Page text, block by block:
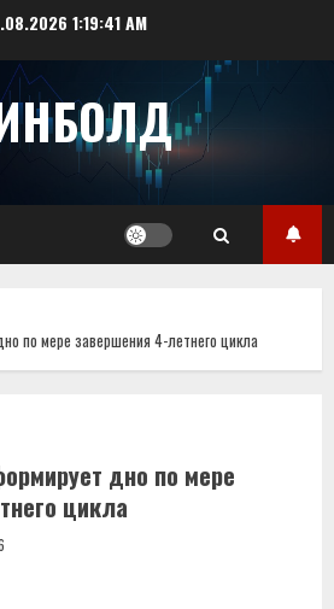
1:19:42 AM
по мере завершения 4-летнего цикла
дно по мере
цикла